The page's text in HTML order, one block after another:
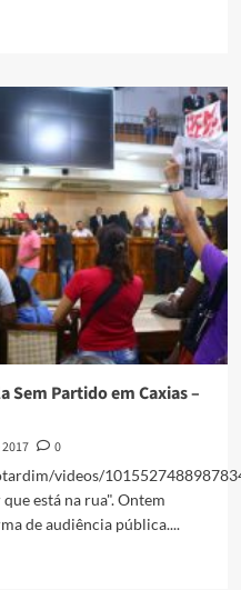
Sem Partido em Caxias –
0
videos/
está na rua". Ontem
de audiência pública....